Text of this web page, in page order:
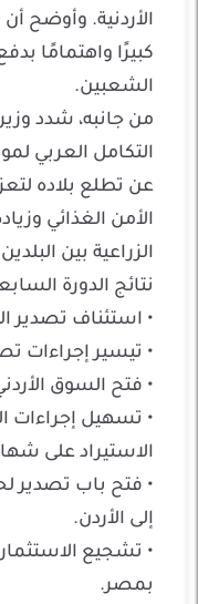
الأردنية. وأوضح
كبيرًا واهتمامًا
الشعبين.
من جانبه، شدد وزير
التكامل العربي
عن تطلع بلاده
الأمن الغذائي
الزراعية بين
نتائج الدورة
• استئناف تصدير
• تيسير إجراءات
• فتح السوق
• تسهيل إجراءات
الاستيراد على
• فتح باب تصدير
إلى الأردن.
• تشجيع
بمصر.